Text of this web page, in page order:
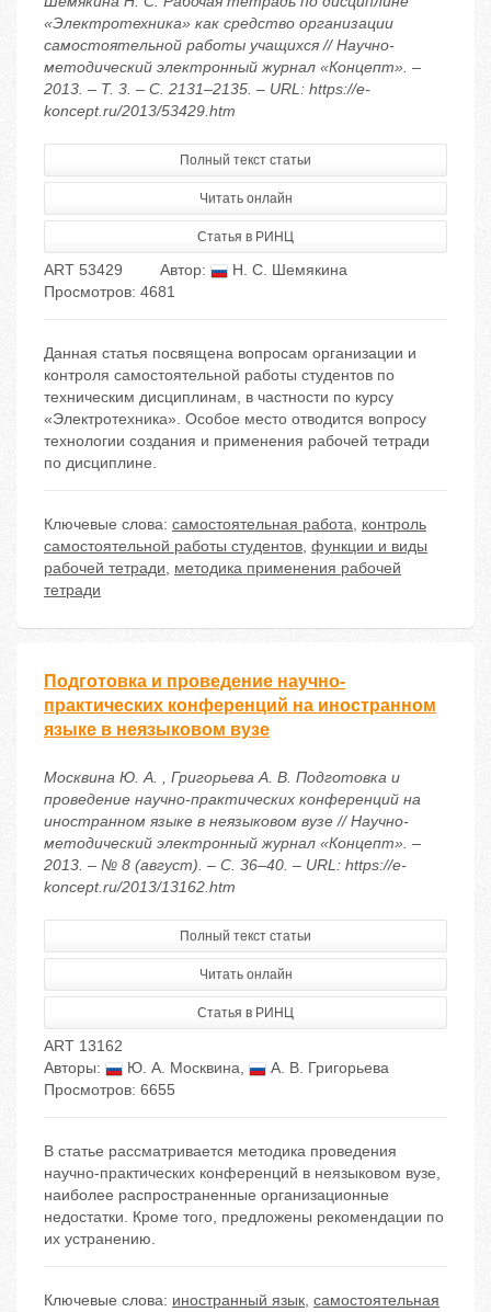
«Электротехника» как средство организации
самостоятельной работы учащихся // Научно-
методический электронный журнал «Концепт». –
2013. – Т. 3. – С. 2131–2135. – URL: https://e-
koncept.ru/2013/53429.htm
Полный текст статьи
Читать онлайн
Статья в РИНЦ
ART 53429 Автор:
Н. С. Шемякина
Просмотров: 4681
Данная статья посвящена вопросам организации и
контроля самостоятельной работы студентов по
техническим дисциплинам, в частности по курсу
«Электротехника». Особое место отводится вопросу
технологии создания и применения рабочей тетради
по дисциплине.
Ключевые слова: самостоятельная работа, контроль
самостоятельной работы студентов, функции и виды
рабочей тетради, методика применения рабочей
тетради
Подготовка и проведение научно-
практических конференций на иностранном
языке в неязыковом вузе
Москвина Ю. А. , Григорьева А. В. Подготовка и
проведение научно-практических конференций на
иностранном языке в неязыковом вузе // Научно-
методический электронный журнал «Концепт». –
2013. – № 8 (август). – С. 36–40. – URL: https://e-
koncept.ru/2013/13162.htm
Полный текст статьи
Читать онлайн
Статья в РИНЦ
ART 13162
Авторы:
Ю. А. Москвина,
А. В. Григорьева
Просмотров: 6655
В статье рассматривается методика проведения
научно-практических конференций в неязыковом вузе,
наиболее распространенные организационные
недостатки. Кроме того, предложены рекомендации по
их устранению.
Ключевые слова: иностранный язык, самостоятельная